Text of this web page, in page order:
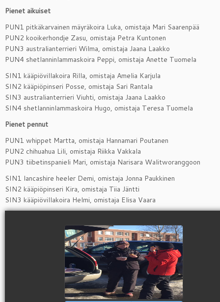
Pienet aikuiset
PUN1 pitkäkarvainen mäyräkoira Luka, omistaja Mari Saarenpää
PUN2 kooikerhondje Zasu, omistaja Petra Kuntonen
PUN3 australianterrieri Wilma, omistaja Jaana Laakko
PUN4 shetlanninlammaskoira Peppi, omistaja Anette Tuomela
SIN1 kääpiövillakoira Rilla, omistaja Amelia Karjula
SIN2 kääpiöpinseri Posse, omistaja Sari Rantala
SIN3 australianterrieri Viuhti, omistaja Jaana Laakko
SIN4 shetlanninlammaskoira Hugo, omistaja Teresa Tuomela
Pienet pennut
PUN1 whippet Martta, omistaja Hannamari Poutanen
PUN2 chihuahua Lili, omistaja Riikka Vakkala
PUN3 tiibetinspanieli Mari, omistaja Narisara Walitworanggoon
SIN1 lancashire heeler Demi, omistaja Jonna Paukkinen
SIN2 kääpiöpinseri Kira, omistaja Tiia Jäntti
SIN3 kääpiövillakoira Helmi, omistaja Elisa Vaara
view picture